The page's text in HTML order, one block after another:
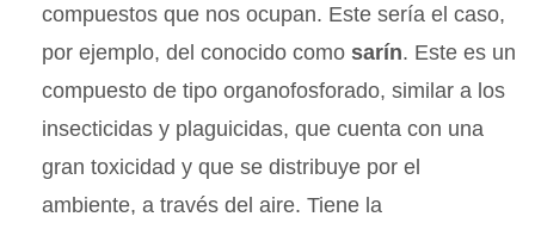
compuestos que nos ocupan. Este sería el caso,
por ejemplo, del conocido comosarín. Este es un
compuesto de tipo organofosforado, similar a los
insecticidas y plaguicidas, que cuenta con una
gran toxicidad y que se distribuye por el
ambiente, a través del aire. Tiene la